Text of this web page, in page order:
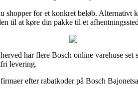
for et konkret beløb.
til at køre din pakke til et
har flere Bosch online varehuse
levering.
efter rabatkoder på Bosch